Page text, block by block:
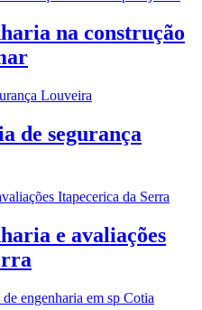
na construção
de segurança
e avaliações